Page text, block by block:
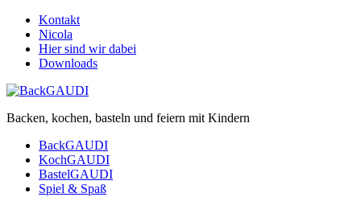
Kontakt
Nicola
Hier sind wir dabei
Downloads
Backen, kochen, basteln und feiern mit Kindern
BackGAUDI
KochGAUDI
BastelGAUDI
Spiel & Spaß